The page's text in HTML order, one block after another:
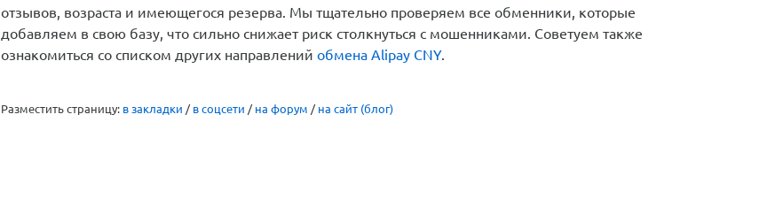
отзывов, возраста и имеющегося резерва. Мы тщательно проверяем все обменники, которые
добавляем в свою базу, что сильно снижает риск столкнуться с мошенниками. Советуем также
ознакомиться со списком других направлений обмена Alipay CNY.
Разместить страницу: в закладки / в соцсети / на форум / на сайт (блог)